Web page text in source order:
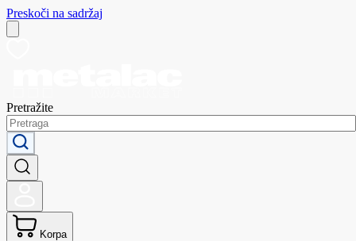
Preskoči na sadržaj
Pretražite
Korpa